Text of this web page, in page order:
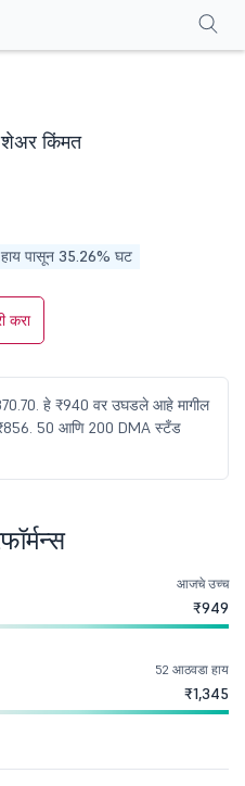
किंमत
पासून 35.26% घट
करा
हे ₹940 वर उघडले आहे मागील
50 आणि 200 DMA स्टँड
एफएक्यू
आजचे उच्च
₹949
52 आठवडा हाय
₹1,345